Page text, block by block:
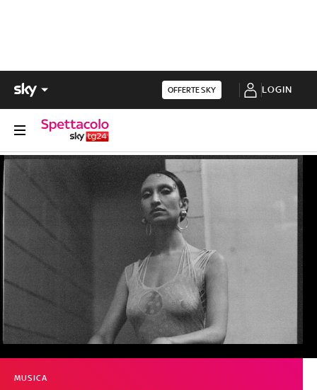
OFFERTE SKY LOGIN
MUSICA